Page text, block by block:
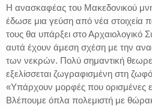
Η ανασκαφέας του Μακεδονικού
έδωσε μια γεύση από νέα στοιχεία
τους θα υπάρξει στο Αρχαιολογικό
αυτά έχουν άμεση σχέση με την
των νεκρών. Πολύ σημαντική
εξελίσσεται ζωγραφισμένη στη
«Υπάρχουν μορφές που ορισμένες
Βλέπουμε όπλα πολεμιστή με